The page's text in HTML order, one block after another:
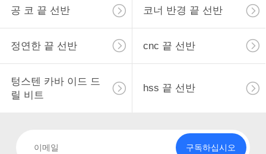
관례 맷돌로 가는 공
구
공 코 끝 선반 코너 반경 끝 선반
정연한 끝 선반 cnc 끝 선반
텅스텐 카바 이드 드
릴 비트
hss 끝 선반
구독하십시오